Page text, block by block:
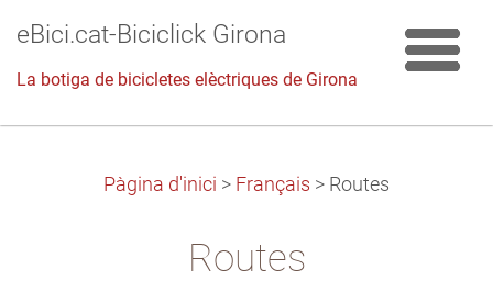
eBici.cat-Biciclick Girona
La botiga de bicicletes elèctriques de Girona
Pàgina d'inici > Français > Routes
Routes